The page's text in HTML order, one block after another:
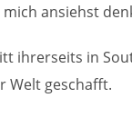
ansiehst
ihrerseits in
Welt geschafft.